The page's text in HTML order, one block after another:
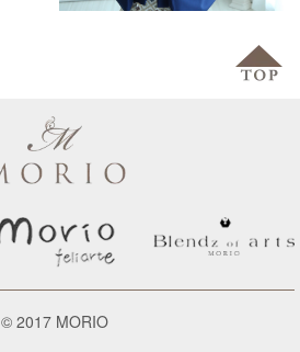
©️ 2017 MORIO